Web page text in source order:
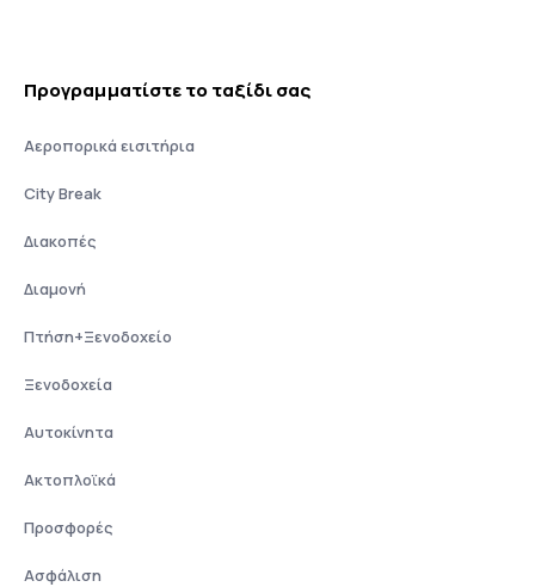
Προγραμματίστε το ταξίδι σας
Αεροπορικά εισιτήρια
City Break
Διακοπές
Διαμονή
Πτήση+Ξενοδοχείο
Ξενοδοχεία
Αυτοκίνητα
Ακτοπλοϊκά
Προσφορές
Ασφάλιση